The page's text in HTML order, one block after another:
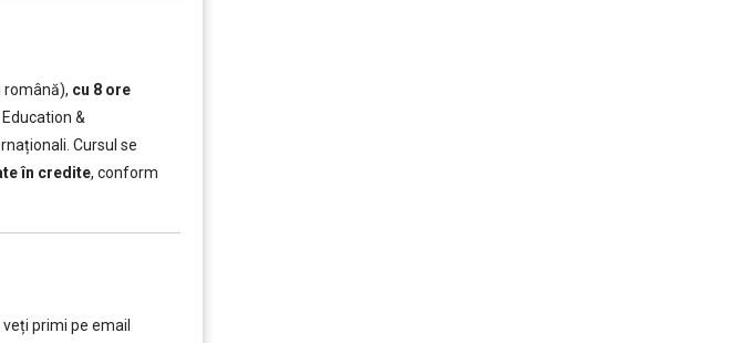
română), cu 8 ore
&
Cursul se
în credite, conform
veți primi pe email